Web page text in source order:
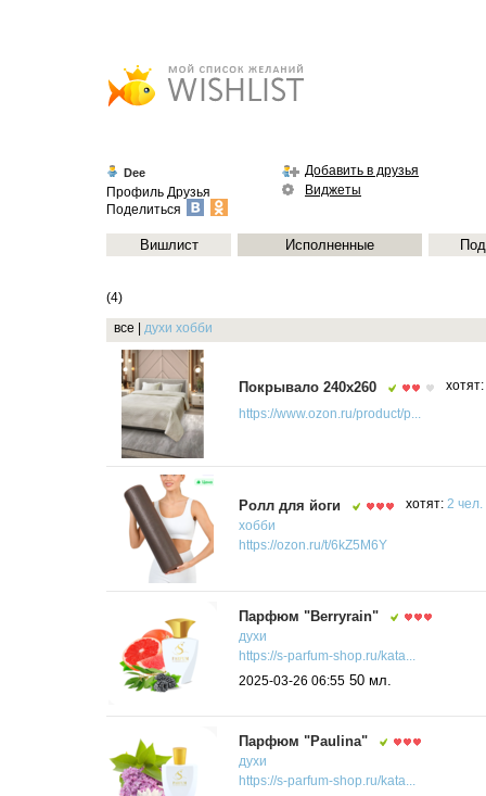
Dee
Профиль Друзья
Поделиться
Добавить в друзья
Виджеты
Вишлист Исполненные
(4)
все духи хобби
Покрывало 240х260 хотят:
https://www.ozon.ru/product/p...
Ролл для йоги хотят: 2 чел.
хобби
https://ozon.ru/t/6kZ5M6Y
Парфюм "Berryrain"
духи
https://s-parfum-shop.ru/kata...
2025-03-26 06:55 50 мл.
Парфюм "Paulina"
духи
https://s-parfum-shop.ru/kata...